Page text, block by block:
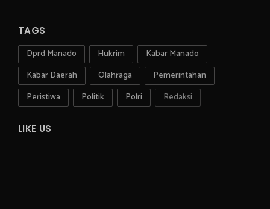
TAGS
Dprd Manado Hukrim
Kabar Manado
Kabar Daerah
Olahraga
Pemerintahan
Peristiwa
Politik Polri Redaksi
LIKE US